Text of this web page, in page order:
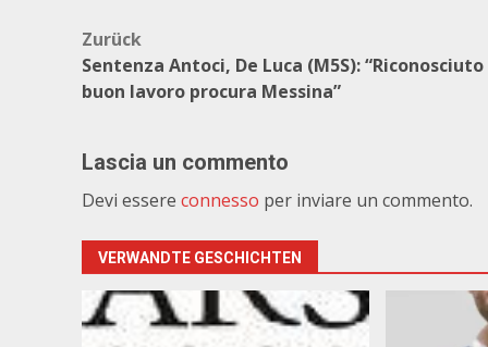
Beitragsnavigation
Zurück
Sentenza Antoci, De Luca (M5S): “Riconosciuto
buon lavoro procura Messina”
Lascia un commento
Devi essere connesso per inviare un commento.
VERWANDTE GESCHICHTEN